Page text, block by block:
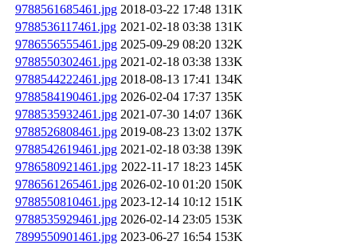
9788561685461.jpg 2018-03-22 17:48 131K
9788536117461.jpg 2021-02-18 03:38 131K
9786556555461.jpg 2025-09-29 08:20 132K
9788550302461.jpg 2021-02-18 03:38 133K
9788544222461.jpg 2018-08-13 17:41 134K
9788584190461.jpg 2026-02-04 17:37 135K
9788535932461.jpg 2021-07-30 14:07 136K
9788526808461.jpg 2019-08-23 13:02 137K
9788542619461.jpg 2021-02-18 03:38 139K
9786580921461.jpg 2022-11-17 18:23 145K
9786561265461.jpg 2026-02-10 01:20 150K
9788550810461.jpg 2023-12-14 10:12 151K
9788535929461.jpg 2026-02-14 23:05 153K
7899550901461.jpg 2023-06-27 16:54 153K